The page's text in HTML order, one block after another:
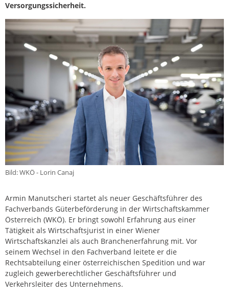
Versorgungssicherheit.
Bild: WKÖ - Lorin Canaj
Armin Manutscheri startet als neuer Geschäftsführer des
Fachverbands Güterbeförderung in der Wirtschaftskammer
Österreich (WKÖ). Er bringt sowohl Erfahrung aus einer
Tätigkeit als Wirtschaftsjurist in einer Wiener
Wirtschaftskanzlei als auch Branchenerfahrung mit. Vor
seinem Wechsel in den Fachverband leitete er die
Rechtsabteilung einer österreichischen Spedition und war
zugleich gewerberechtlicher Geschäftsführer und
Verkehrsleiter des Unternehmens.